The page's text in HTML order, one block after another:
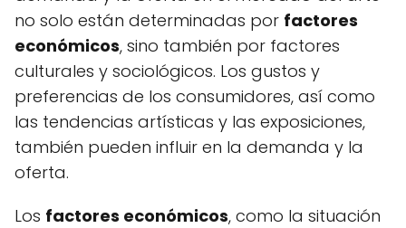
no solo están determinadas por factores
económicos, sino también por factores
culturales y sociológicos. Los gustos y
preferencias de los consumidores, así como
las tendencias artísticas y las exposiciones,
también pueden influir en la demanda y la
oferta.
Los factores económicos, como la situación